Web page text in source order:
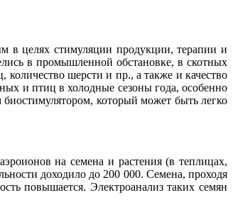
в целях стимуляции продукции, терапии и
в промышленной обстановке, в скотных
количество шерсти и пр., а также и качество
и птиц в холодные сезоны года, особенно
который может быть легко
на семена и растения (в теплицах,
доходило до 200 000. Семена, проходя
повышается. Электроанализ таких семян